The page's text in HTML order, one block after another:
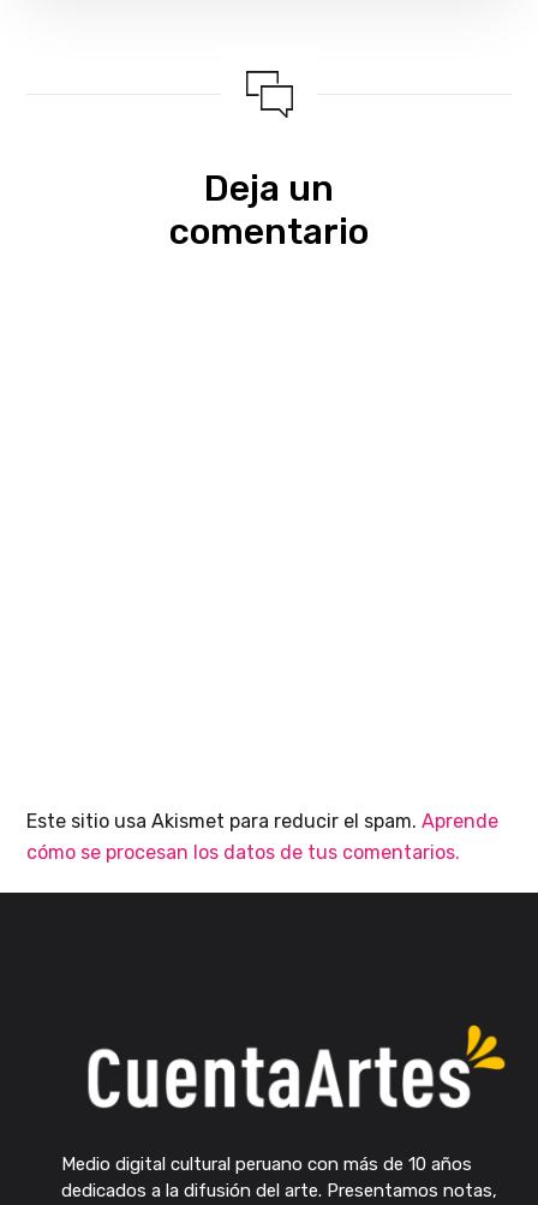
Deja un
comentario
Este sitio usa Akismet para reducir el spam.Aprende
cómo se procesan los datos de tus comentarios.
Medio digital cultural peruano con más de 10 años
dedicados a la difusión del arte. Presentamos notas,